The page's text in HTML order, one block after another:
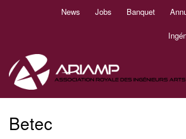
News Jobs Banquet
Betec